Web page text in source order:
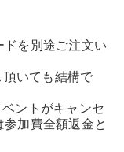
を別途ご注文い
いても結構で
ントがキャンセ
加費全額返金と